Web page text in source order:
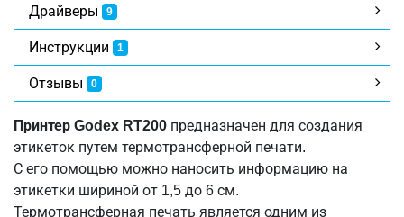
Драйверы 9
Инструкции 1
Отзывы 0
Принтер Godex RT200 предназначен для создания
этикеток путем термотрансферной печати.
С его помощью можно наносить информацию на
этикетки шириной от 1,5 до 6 см.
Термотрансферная печать является одним из